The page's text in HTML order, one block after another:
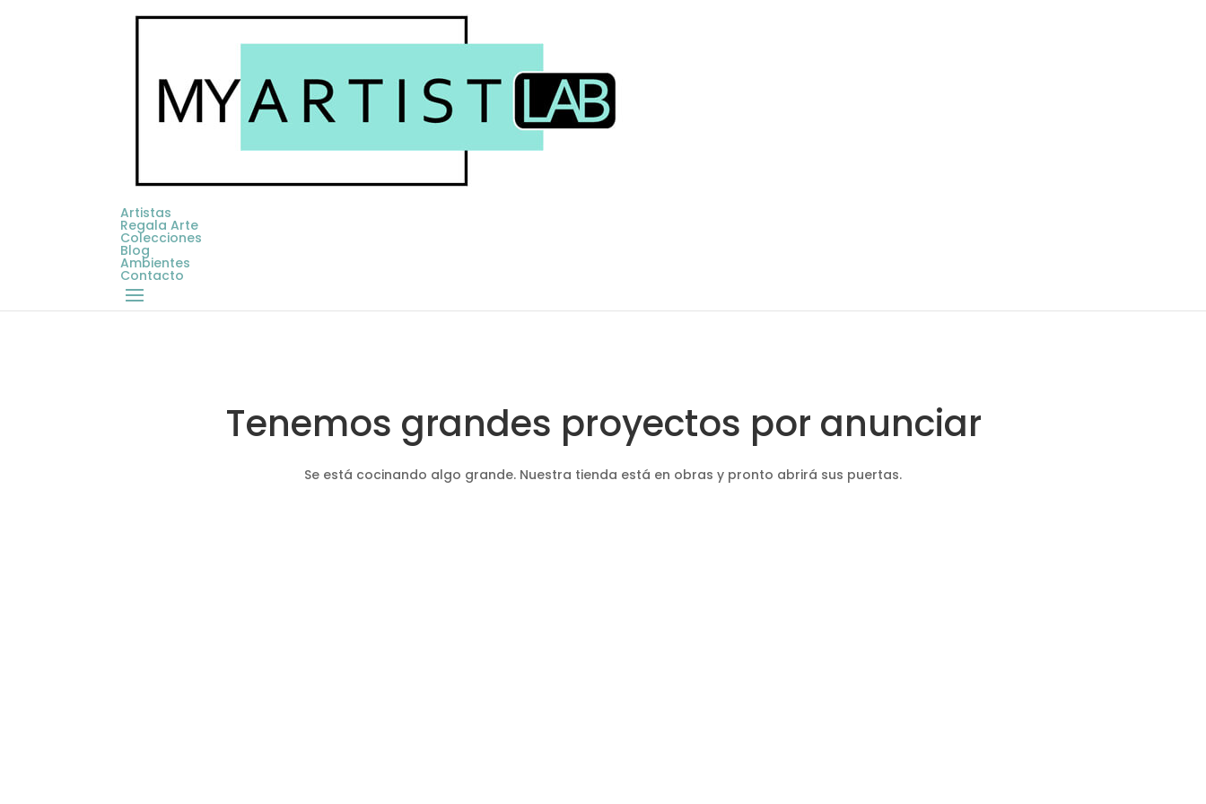
Artistas
Regala Arte
Colecciones
Blog
Ambientes
Contacto
Tenemos grandes proyectos por anunciar
Se está cocinando algo grande. Nuestra tienda está en obras y pronto abrirá sus puertas.